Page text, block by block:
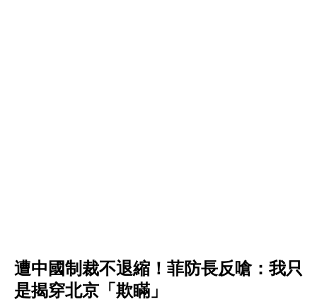
遭中國制裁不退縮！菲防長反嗆：我只
是揭穿北京「欺瞞」